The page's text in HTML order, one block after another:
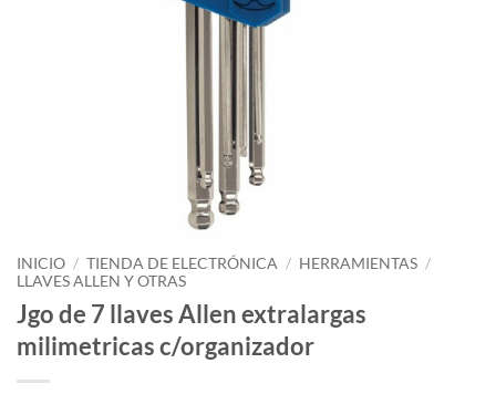
INICIO / TIENDA DE ELECTRÓNICA / HERRAMIENTAS /
LLAVES ALLEN Y OTRAS
Jgo de 7 llaves Allen extralargas
milimetricas c/organizador